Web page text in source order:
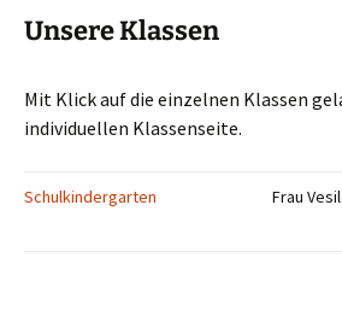
Unsere Klassen
Mit Klick auf die einzelnen Klassen
individuellen Klassenseite.
Schulkindergarten Frau